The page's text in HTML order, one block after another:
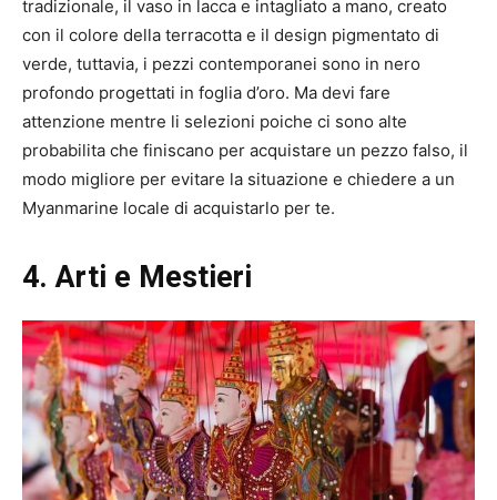
tradizionale, il vaso in lacca e intagliato a mano, creato
con il colore della terracotta e il design pigmentato di
verde, tuttavia, i pezzi contemporanei sono in nero
profondo progettati in foglia d’oro. Ma devi fare
attenzione mentre li selezioni poiche ci sono alte
probabilita che finiscano per acquistare un pezzo falso, il
modo migliore per evitare la situazione e chiedere a un
Myanmarine locale di acquistarlo per te.
4. Arti e Mestieri